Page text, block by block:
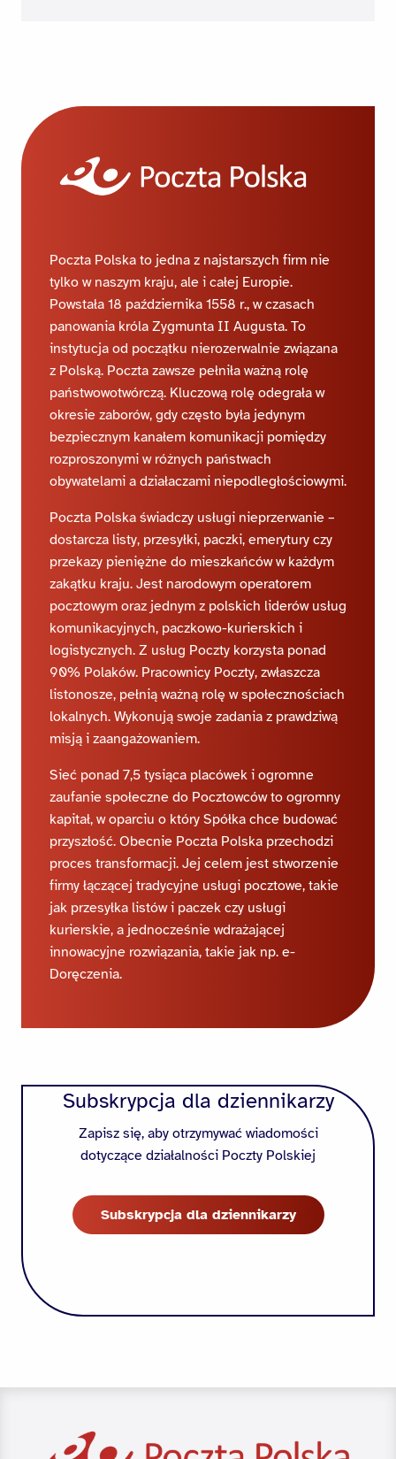
Poczta Polska to jedna z najstarszych firm nie
tylko w naszym kraju, ale i całej Europie.
Powstała 18 października 1558 r., w czasach
panowania króla Zygmunta II Augusta. To
instytucja od początku nierozerwalnie związana
z Polską. Poczta zawsze pełniła ważną rolę
państwowotwórczą. Kluczową rolę odegrała w
okresie zaborów, gdy często była jedynym
bezpiecznym kanałem komunikacji pomiędzy
rozproszonymi w różnych państwach
obywatelami a działaczami niepodległościowymi.
Poczta Polska świadczy usługi nieprzerwanie –
dostarcza listy, przesyłki, paczki, emerytury czy
przekazy pieniężne do mieszkańców w każdym
zakątku kraju. Jest narodowym operatorem
pocztowym oraz jednym z polskich liderów usług
komunikacyjnych, paczkowo-kurierskich i
logistycznych. Z usług Poczty korzysta ponad
90% Polaków. Pracownicy Poczty, zwłaszcza
listonosze, pełnią ważną rolę w społecznościach
lokalnych. Wykonują swoje zadania z prawdziwą
misją i zaangażowaniem.
Sieć ponad 7,5 tysiąca placówek i ogromne
zaufanie społeczne do Pocztowców to ogromny
kapitał, w oparciu o który Spółka chce budować
przyszłość. Obecnie Poczta Polska przechodzi
proces transformacji. Jej celem jest stworzenie
firmy łączącej tradycyjne usługi pocztowe, takie
jak przesyłka listów i paczek czy usługi
kurierskie, a jednocześnie wdrażającej
innowacyjne rozwiązania, takie jak np. e-
Doręczenia.
Subskrypcja dla dziennikarzy
Zapisz się, aby otrzymywać wiadomości
dotyczące działalności Poczty Polskiej
Subskrypcja dla dziennikarzy